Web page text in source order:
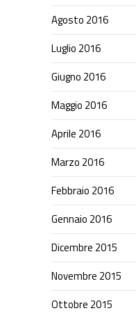
Agosto 2016
Luglio 2016
Giugno 2016
Maggio 2016
Aprile 2016
Marzo 2016
Febbraio 2016
Gennaio 2016
Dicembre 2015
Novembre 2015
Ottobre 2015